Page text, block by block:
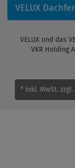
VELUX
VELUX und das
VKR Holding
* inkl. MwSt.